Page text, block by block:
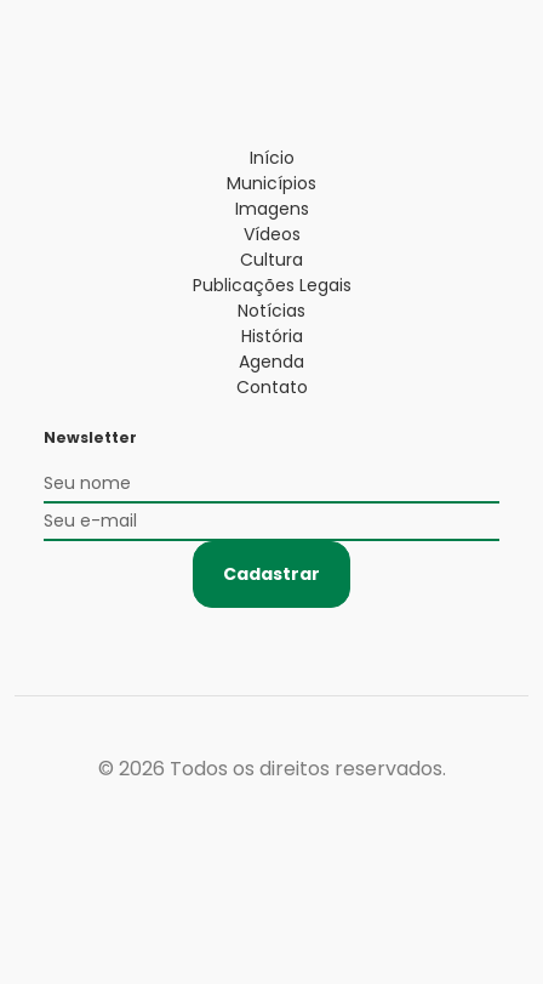
Início
Municípios
Imagens
Vídeos
Cultura
Publicações Legais
Notícias
História
Agenda
Contato
Newsletter
Cadastrar
© 2026 Todos os direitos reservados.